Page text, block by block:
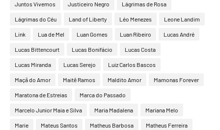
Juntos Vivemos Justiceiro Negro Lágrimas de Rosa
Lágrimas do Céu Land of Liberty Léo Menezes Leone Landim
Link Lua de Mel Luan Gomes Luan Ribeiro Lucas André
Lucas Bittencourt Lucas Bonifácio Lucas Costa
Lucas Miranda Lucas Serejo Luiz Carlos Bascos
Maçã do Amor Maitê Ramos Maldito Amor Mamonas Forever
Maratona de Estreias Marca do Passado
Marcelo Junior Maia e Silva Maria Madalena Mariana Melo
Marie Mateus Santos Matheus Barbosa Matheus Ferreira